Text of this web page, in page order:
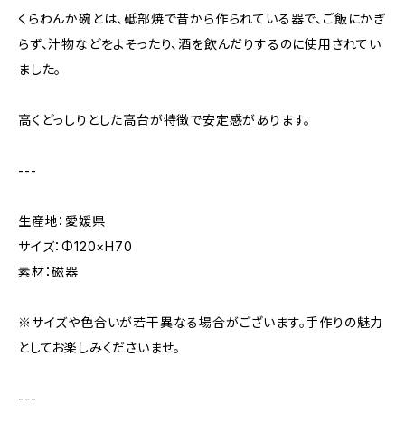
くらわんか碗とは、砥部焼で昔から作られている器で、ご飯にかぎ
らず、汁物などをよそったり、酒を飲んだりするのに使用されてい
ました。
高くどっしりとした高台が特徴で安定感があります。
---
生産地：愛媛県
サイズ：Φ120×H70
素材：磁器
※サイズや色合いが若干異なる場合がございます。手作りの魅力
としてお楽しみくださいませ。
---